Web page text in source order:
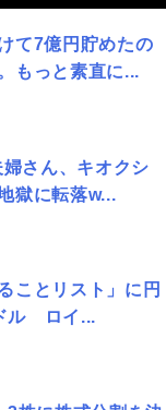
て7億円貯めたの
もっと素直に...
さん、キオクシ
獄に転落w...
ことリスト」に円
ル ロイ...